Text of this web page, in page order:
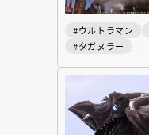
#ウルトラマン
#タガヌラー